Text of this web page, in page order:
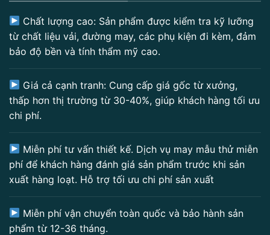
Chất lượng cao: Sản phẩm được kiểm tra kỹ lưỡng
từ chất liệu vải, đường may, các phụ kiện đi kèm, đảm
bảo độ bền và tính thẩm mỹ cao.
Giá cả cạnh tranh: Cung cấp giá gốc từ xưởng,
thấp hơn thị trường từ 30-40%, giúp khách hàng tối ưu
chi phí.
Miễn phí tư vấn thiết kế. Dịch vụ may mẫu thử miễn
phí để khách hàng đánh giá sản phẩm trước khi sản
xuất hàng loạt. Hỗ trợ tối ưu chi phí sản xuất
Miễn phí vận chuyển toàn quốc và bảo hành sản
phẩm từ 12-36 tháng.